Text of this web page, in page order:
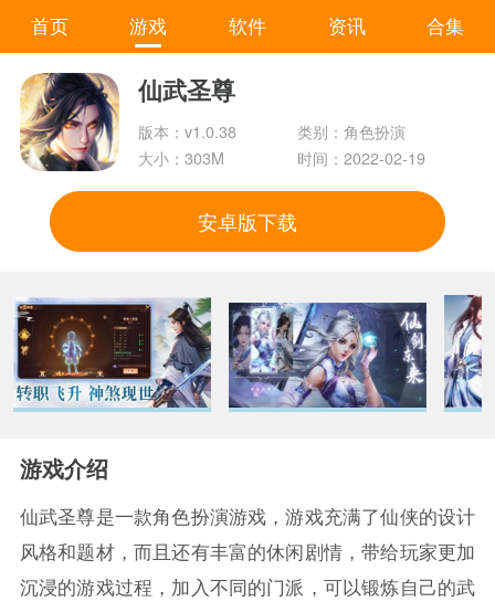
首页 游戏 软件 资讯 合集
仙武圣尊
版本：v1.0.38
类别：角色扮演
大小：303M
时间：2022-02-19
安卓版下载
游戏介绍
仙武圣尊是一款角色扮演游戏，游戏充满了仙侠的设计
风格和题材，而且还有丰富的休闲剧情，带给玩家更加
沉浸的游戏过程，加入不同的门派，可以锻炼自己的武